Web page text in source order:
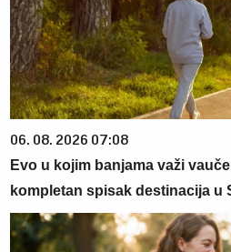
06. 08. 2026 07:08
Evo u kojim banjama važi
kompletan spisak destinacija u